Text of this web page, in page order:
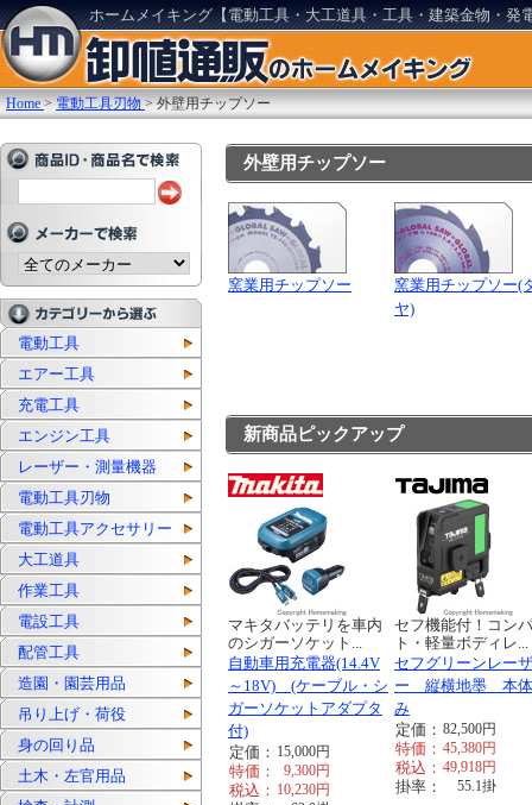
ホームメイキング【電動工具・大工道具・工具・建築金物・発
Home >電動工具刃物 >外壁用チップソー
電動工具
エアー工具
充電工具
エンジン工具
レーザー・測量機器
電動工具刃物
電動工具アクセサリー
大工道具
作業工具
電設工具
配管工具
造園・園芸用品
吊り上げ・荷役
身の回り品
土木・左官用品
外壁用チップソー
窯業用チップソー
窯業用チップソー(
ヤ)
新商品ピックアップ
マキタバッテリを車内
のシガーソケット...
自動車用充電器(14.4V
～18V) (ケーブル・シ
ガーソケットアダプタ
付)
定価： 15,000円
特価： 9,300円
税込： 10,230円
セフ機能付！コン
ト・軽量ボディレ...
セフグリーンレーザ
ー 縦横地墨 本
み
定価： 82,500円
特価： 45,380円
税込： 49,918円
掛率： 55.1掛